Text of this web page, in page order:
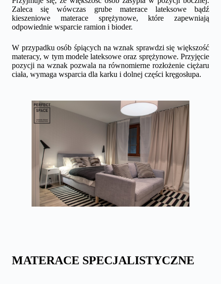
Zaleca się wówczas grube materace lateksowe bądź
kieszeniowe materace sprężynowe, które zapewniają
odpowiednie wsparcie ramion i bioder.
W przypadku osób śpiących na wznak sprawdzi się większość
materacy, w tym modele lateksowe oraz sprężynowe. Przyjęcie
pozycji na wznak pozwala na równomierne rozłożenie ciężaru
ciała, wymaga wsparcia dla karku i dolnej części kręgosłupa.
MATERACE SPECJALISTYCZNE